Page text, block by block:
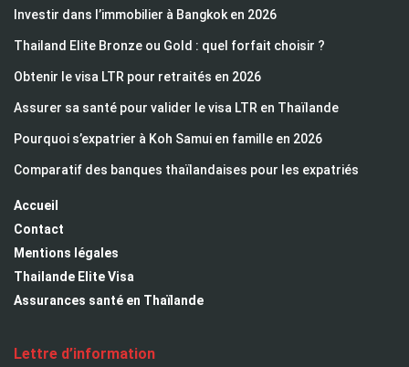
Investir dans l’immobilier à Bangkok en 2026
Thailand Elite Bronze ou Gold : quel forfait choisir ?
Obtenir le visa LTR pour retraités en 2026
Assurer sa santé pour valider le visa LTR en Thaïlande
Pourquoi s’expatrier à Koh Samui en famille en 2026
Comparatif des banques thaïlandaises pour les expatriés
Accueil
Contact
Mentions légales
Thailande Elite Visa
Assurances santé en Thaïlande
Lettre d’information